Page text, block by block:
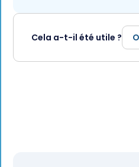
Cela a-t-il été utile ?